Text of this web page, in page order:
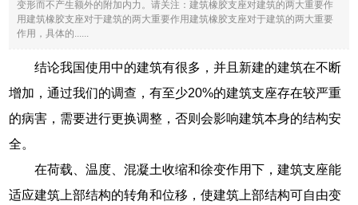
变形而不产生额外的附加内力。请关注：建筑橡胶支座对建筑的两大重要作
用建筑橡胶支座对于建筑的两大重要作用建筑橡胶支座对于建筑的两大重要
作用，具体的......
结论我国使用中的建筑有很多，并且新建的建筑在不断
增加，通过我们的调查，有至少20%的建筑支座存在较严重
的病害，需要进行更换调整，否则会影响建筑本身的结构安
全。
在荷载、温度、混凝土收缩和徐变作用下，建筑支座能
适应建筑上部结构的转角和位移，使建筑上部结构可自由变